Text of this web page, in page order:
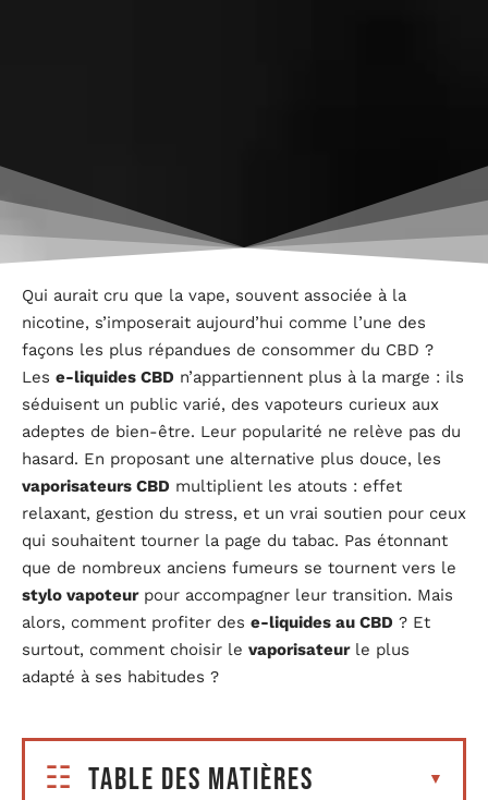
Qui aurait cru que la vape, souvent associée à la
nicotine, s’imposerait aujourd’hui comme l’une des
façons les plus répandues de consommer du CBD ?
Les e-liquides CBD n’appartiennent plus à la marge : ils
séduisent un public varié, des vapoteurs curieux aux
adeptes de bien-être. Leur popularité ne relève pas du
hasard. En proposant une alternative plus douce, les
vaporisateurs CBD multiplient les atouts : effet
relaxant, gestion du stress, et un vrai soutien pour ceux
qui souhaitent tourner la page du tabac. Pas étonnant
que de nombreux anciens fumeurs se tournent vers le
stylo vapoteurpour accompagner leur transition. Mais
alors, comment profiter des e-liquides au CBD ? Et
surtout, comment choisir le vaporisateurle plus
adapté à ses habitudes ?
Table des matières